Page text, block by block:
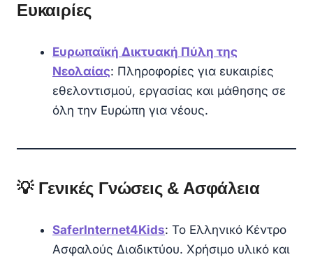
Ευκαιρίες
Ευρωπαϊκή Δικτυακή Πύλη της
Νεολαίας: Πληροφορίες για ευκαιρίες
εθελοντισμού, εργασίας και μάθησης σε
όλη την Ευρώπη για νέους.
💡 Γενικές Γνώσεις & Ασφάλεια
SaferInternet4Kids: Το Ελληνικό Κέντρο
Ασφαλούς Διαδικτύου. Χρήσιμο υλικό και